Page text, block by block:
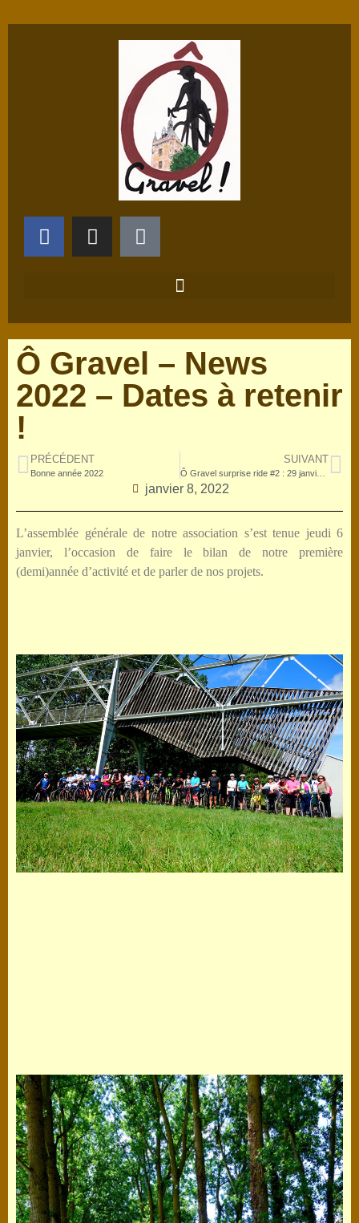
Ô Gravel – News
2022 – Dates à retenir
!
PRÉCÉDENT
Bonne année 2022
SUIVANT
Ô Gravel surprise ride #2 : 29 janvier 2022
janvier 8, 2022
L’assemblée générale de notre association s’est tenue jeudi 6
janvier, l’occasion de faire le bilan de notre première
(demi)année d’activité et de parler de nos projets.